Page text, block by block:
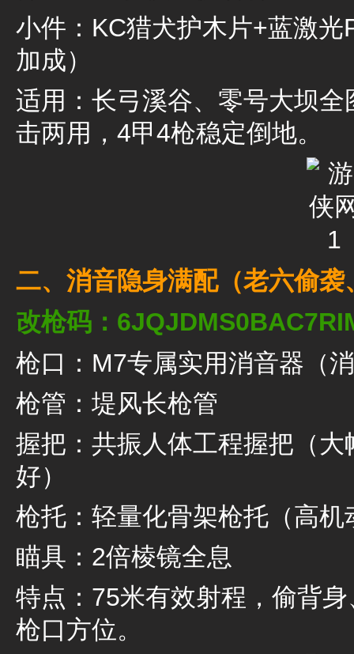
小件：KC猎犬护木片+蓝激
加成）
适用：长弓溪谷、零号大坝
击两用，4甲4枪稳定倒地。
二、消音隐身满配（老六偷袭
改枪码：
枪口：M7专属实用消音器（
枪管：堤风长枪管
握把：共振人体工程握把（
好）
枪托：轻量化骨架枪托（高机
瞄具：2倍棱镜全息
特点：75米有效射程，偷背
枪口方位。